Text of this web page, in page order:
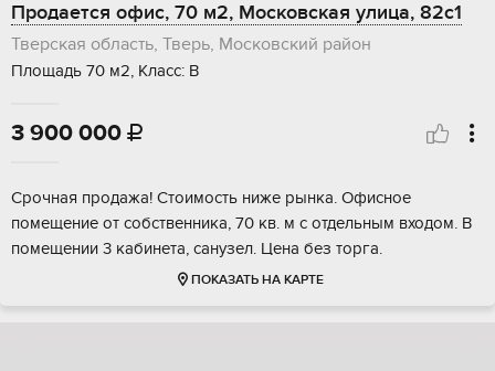
Продается офис, 70 м2, Московская улица, 82с1
Тверская область, Тверь, Московский район
Площадь 70 м2, Класс: В
3 900 000 
Срочная продажа! Стоимость ниже рынка. Офисное
помещение от собственника, 70 кв. м с отдельным входом. В
помещении 3 кабинета, санузел. Цена без торга.
ПОКАЗАТЬ НА КАРТЕ